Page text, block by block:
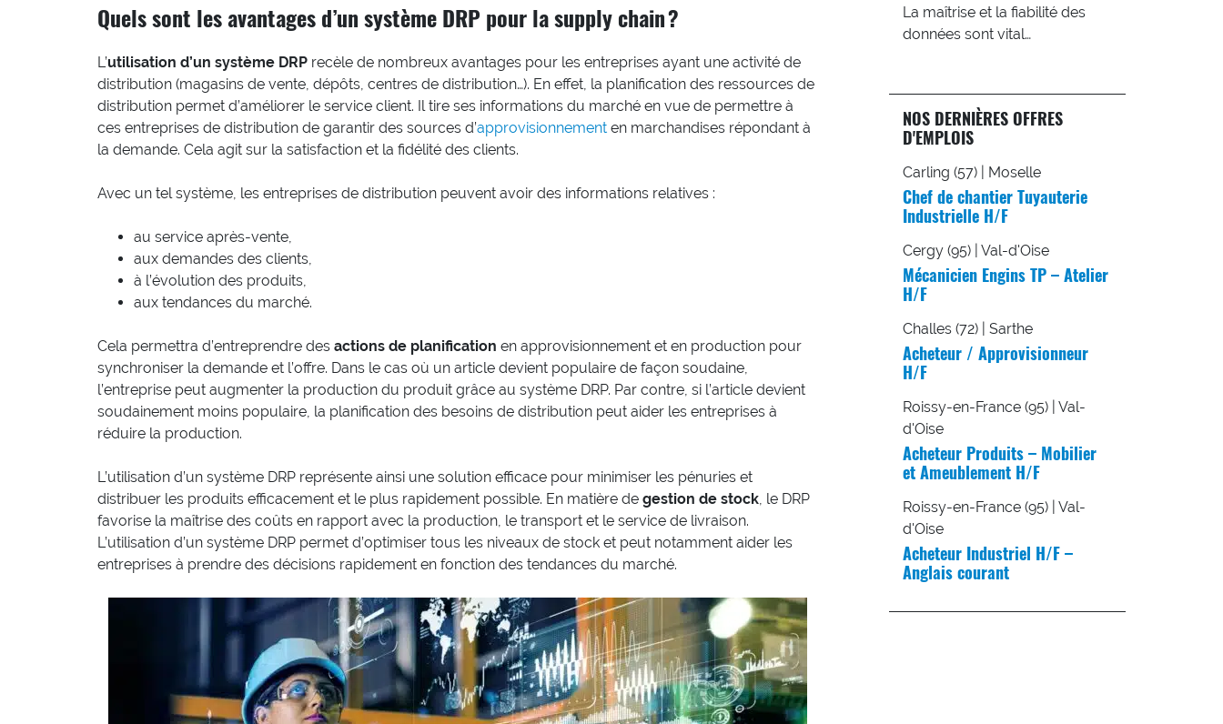
Quels sont les avantages d’un système DRP pour la supply chain ?
L’utilisation d’un système DRP recèle de nombreux avantages pour les entreprises ayant une activité de
distribution (magasins de vente, dépôts, centres de distribution…). En effet, la planification des ressources de
distribution permet d’améliorer le service client. Il tire ses informations du marché en vue de permettre à
ces entreprises de distribution de garantir des sources d’approvisionnement en marchandises répondant à
la demande. Cela agit sur la satisfaction et la fidélité des clients.
Avec un tel système, les entreprises de distribution peuvent avoir des informations relatives :
au service après-vente,
aux demandes des clients,
à l’évolution des produits,
aux tendances du marché.
Cela permettra d’entreprendre des actions de planification en approvisionnement et en production pour
synchroniser la demande et l’offre. Dans le cas où un article devient populaire de façon soudaine,
l’entreprise peut augmenter la production du produit grâce au système DRP. Par contre, si l’article devient
soudainement moins populaire, la planification des besoins de distribution peut aider les entreprises à
réduire la production.
L’utilisation d’un système DRP représente ainsi une solution efficace pour minimiser les pénuries et
distribuer les produits efficacement et le plus rapidement possible. En matière de gestion de stock, le DRP
favorise la maîtrise des coûts en rapport avec la production, le transport et le service de livraison.
L’utilisation d’un système DRP permet d’optimiser tous les niveaux de stock et peut notamment aider les
entreprises à prendre des décisions rapidement en fonction des tendances du marché.
La maîtrise et la fiabilité des
données sont vital…
NOS DERNIÈRES OFFRES
D'EMPLOIS
Carling (57) | Moselle
Chef de chantier Tuyauterie
Industrielle H/F
Cergy (95) | Val-d'Oise
Mécanicien Engins TP – Atelier
H/F
Challes (72) | Sarthe
Acheteur / Approvisionneur
H/F
Roissy-en-France (95) | Val-
d'Oise
Acheteur Produits – Mobilier
et Ameublement H/F
Roissy-en-France (95) | Val-
d'Oise
Acheteur Industriel H/F –
Anglais courant